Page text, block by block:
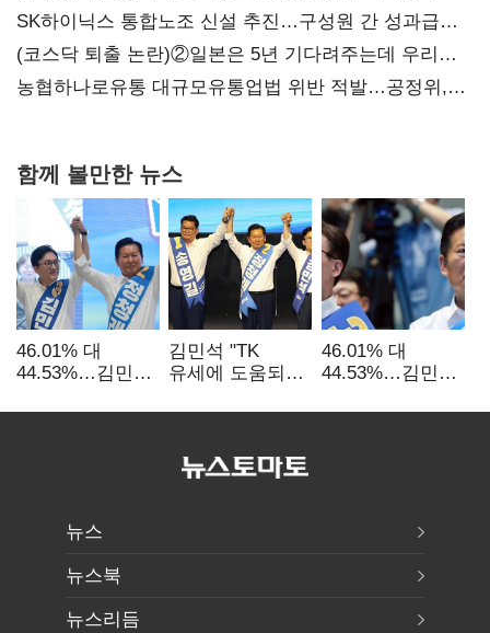
SK하이닉스 통합노조 신설 추진…구성원 간 성과급
불만 확산
(코스닥 퇴출 논란)②일본은 5년 기다려주는데 우리는
당장 퇴출?…시간만으론 부족한 코스닥 구하기
농협하나로유통 대규모유통업법 위반 적발…공정위,
함께 볼만한 뉴스
46.01% 대
44.53%…김민석·
'초박빙'(종합
김민석 "TK
유세에 도움되는
"벌써 대표된 양
46.01% 대
44.53%…김민석·
'초박빙'(종합)
뉴스
뉴스북
뉴스리듬